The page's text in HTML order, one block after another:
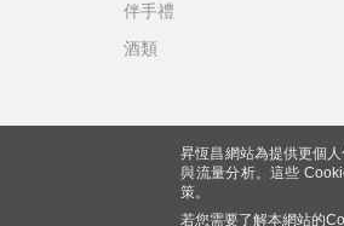
昇恆昌網站為提供更個
與流量分析。這些
策。
若您需要了解本網站的
伴手禮
酒類